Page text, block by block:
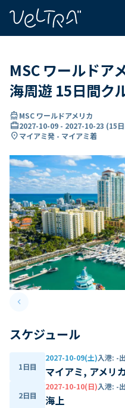
MSC ワールドア
海周遊 15日間ク
directions_boatMSC ワールドアメリカ
card_travel2027-10-09 - 2027-10-23 (15
location_onマイアミ発 - マイアミ着
keyboard_arrow_leftPrevious slide
スケジュール
1日目
2027-10-09(土)入港: -
マイアミ, アメリ
2日目
2027-10-10(日)入港: -
海上